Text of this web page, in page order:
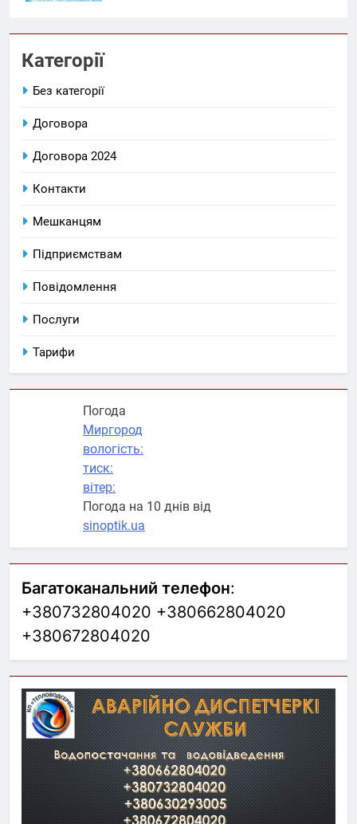
Категорії
Без категорії
Договора
Договора 2024
Контакти
Мешканцям
Підприємствам
Повідомлення
Послуги
Тарифи
Погода
Миргород
вологість:
тиск:
вітер:
Погода на 10 днів від
sinoptik.ua
Багатоканальний телефон:
+380732804020 +380662804020
+380672804020